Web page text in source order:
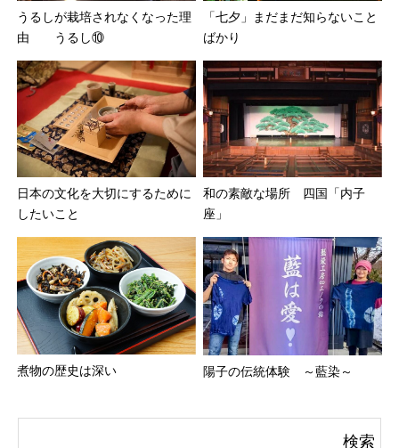
うるしが栽培されなくなった理
由 うるし⑩
「七夕」まだまだ知らないこと
ばかり
日本の文化を大切にするために
したいこと
和の素敵な場所 四国「内子
座」
煮物の歴史は深い 陽子の伝統体験 ～藍染～